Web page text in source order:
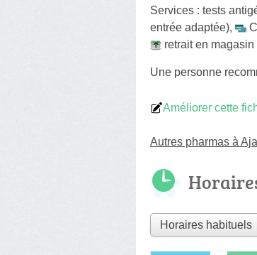
Services : tests
entrée adaptée),
retrait en magasin
Une personne
Améliorer cette
Autres pharmas à